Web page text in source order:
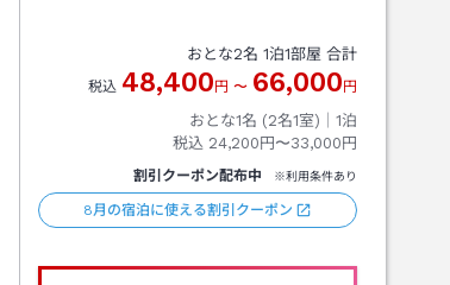
おとな2名 1泊1部屋 合計
税込 48,400円 〜 66,000円
おとな1名 (2名1室)｜ 1泊
税込 24,200円〜33,000円
割引クーポン配布中 ※利用条件あり
8月の宿泊に使える割引クーポン